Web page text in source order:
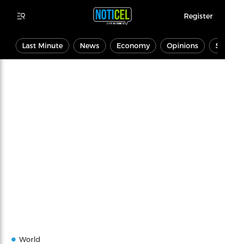
Register
Last Minute News Economy Opinions
World